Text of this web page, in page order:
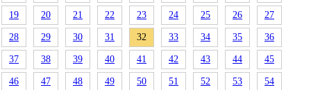
19 20 21 22 23 24 25 26 27
28 29 30 31 32 33 34 35 36
37 38 39 40 41 42 43 44 45
46 47 48 49 50 51 52 53 54